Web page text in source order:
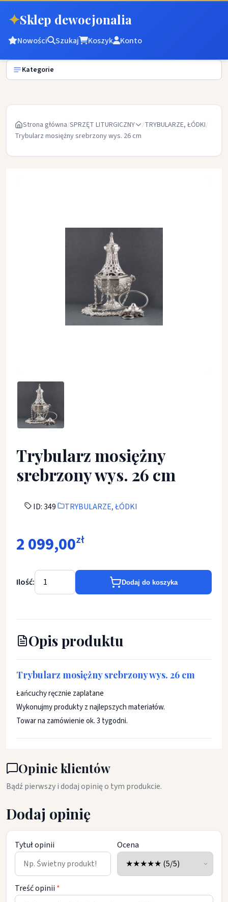
✦Sklep dewocjonalia
Nowości Szukaj Koszyk Konto
Kategorie
Strona główna/SPRZĘT LITURGICZNY /TRYBULARZE, ŁÓDKI/
Trybularz mosiężny srebrzony wys. 26 cm
Trybularz mosiężny srebrzony wys. 26 cm - TRYBULARZE,
Trybularz mosiężny
srebrzony wys. 26 cm
ID: 349 TRYBULARZE, ŁÓDKI
2 099,00zł
Ilość: Dodaj do koszyka
Opis produktu
Trybularz mosiężny srebrzony wys. 26 cm
Łańcuchy ręcznie zaplatane
Wykonujmy produkty z najlepszych materiałów.
Towar na zamówienie ok. 3 tygodni.
Opinie klientów
Bądź pierwszy i dodaj opinię o tym produkcie.
Dodaj opinię
Tytuł opinii Ocena
Treść opinii *